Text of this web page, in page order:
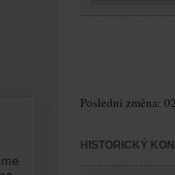
Poslední změna:
HISTORICKÝ